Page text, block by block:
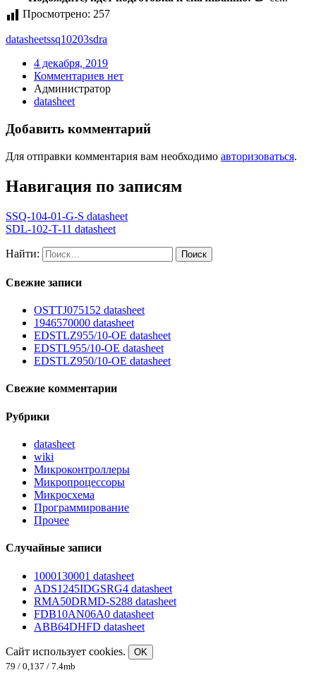
Просмотрено: 257
datasheetssq10203sdra
4 декабря, 2019
Комментариев нет
Администратор
datasheet
Добавить комментарий
Для отправки комментария вам необходимо авторизоваться.
Навигация по записям
SSQ-104-01-G-S datasheet
SDL-102-T-11 datasheet
Найти:
Свежие записи
OSTTJ075152 datasheet
1946570000 datasheet
EDSTLZ955/10-OE datasheet
EDSTL955/10-OE datasheet
EDSTLZ950/10-OE datasheet
Свежие комментарии
Рубрики
datasheet
wiki
Микроконтроллеры
Микропроцессоры
Микросхема
Программирование
Прочее
Случайные записи
1000130001 datasheet
ADS1245IDGSRG4 datasheet
RMA50DRMD-S288 datasheet
FDB10AN06A0 datasheet
ABB64DHFD datasheet
Сайт использует cookies.
OK
79 / 0,137 / 7.4mb